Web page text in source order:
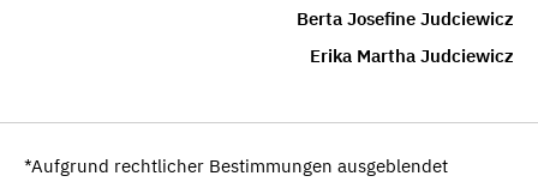
Berta Josefine Judciewicz
Erika Martha Judciewicz
*Aufgrund rechtlicher Bestimmungen ausgeblendet